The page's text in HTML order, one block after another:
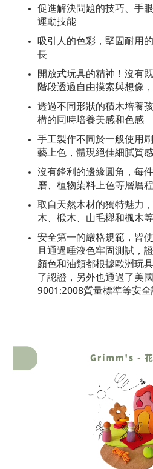
促進解決問題的技巧、手
運動技能
吸引人的色彩，堅固耐用
長
開放式玩具的精神！沒有
階段透過自由摸索與想像
透過不同形狀的積木培養
構的同時培養美感和色感
手工製作不同於一般使用
藝上色，體現絕佳細膩質感
沒有鋒利的邊緣圓角，每
磨、植物染料上色等層層
取自天然木材的獨特魅力
木、椴木、山毛櫸和楓木
安全第一的嚴格規範，皆
且通過唾液色牢固測試，
顏色和油類都根據歐洲玩
了認證，另外也通過了美
9001:2008質量標準等安全